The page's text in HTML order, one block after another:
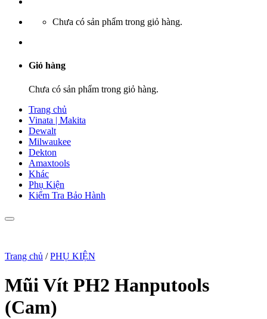
Chưa có sản phẩm trong giỏ hàng.
Giỏ hàng
Chưa có sản phẩm trong giỏ hàng.
Trang chủ
Vinata | Makita
Dewalt
Milwaukee
Dekton
Amaxtools
Khác
Phụ Kiện
Kiểm Tra Bảo Hành
Trang chủ / PHỤ KIỆN
Mũi Vít PH2 Hanputools
(Cam)